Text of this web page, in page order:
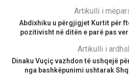
Artikulli i
Abdixhiku u përgjigjet Kurtit për
pozitivisht në ditën e parë pas
Artikulli i
Dinaku Vuçiç vazhdon të ushqejë
nga bashkëpunimi ushtarak